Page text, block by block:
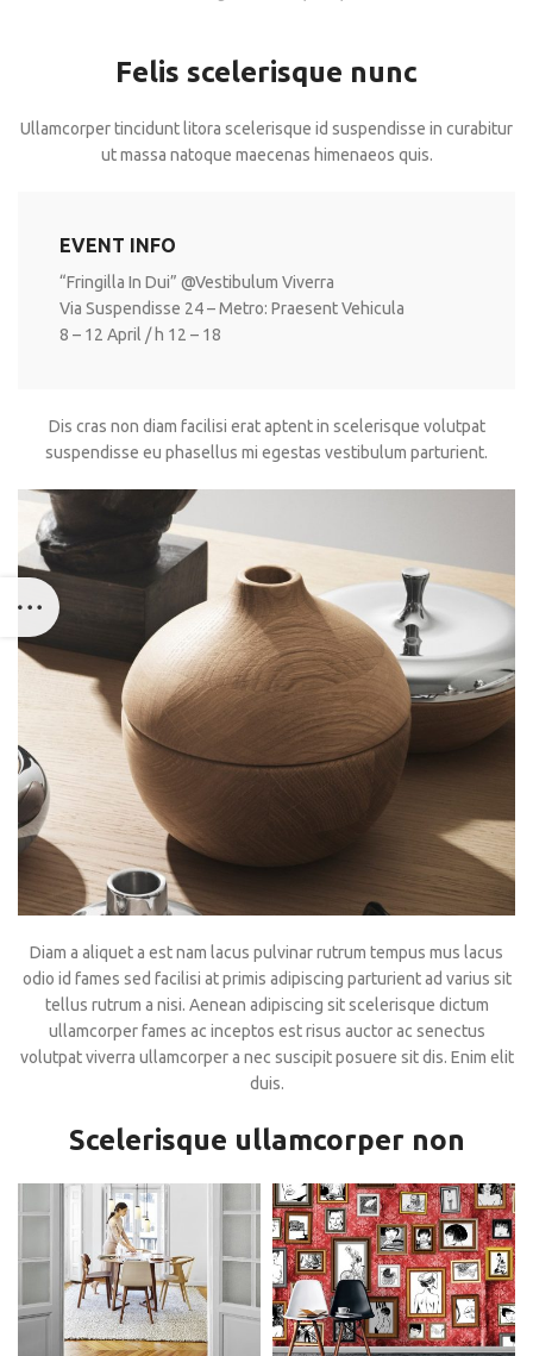
Felis scelerisque nunc
Ullamcorper tincidunt litora scelerisque id suspendisse in curabitur
ut massa natoque maecenas himenaeos quis.
EVENT INFO
“Fringilla In Dui” @Vestibulum Viverra
Via Suspendisse 24 – Metro: Praesent Vehicula
8 – 12 April / h 12 – 18
Dis cras non diam facilisi erat aptent in scelerisque volutpat
suspendisse eu phasellus mi egestas vestibulum parturient.
Diam a aliquet a est nam lacus pulvinar rutrum tempus mus lacus
odio id fames sed facilisi at primis adipiscing parturient ad varius sit
tellus rutrum a nisi. Aenean adipiscing sit scelerisque dictum
ullamcorper fames ac inceptos est risus auctor ac senectus
volutpat viverra ullamcorper a nec suscipit posuere sit dis. Enim elit
duis.
Scelerisque ullamcorper non